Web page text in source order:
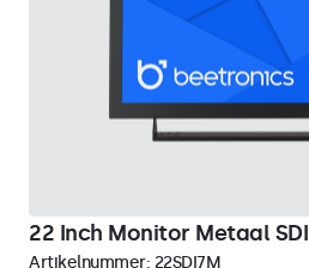
22 Inch Monitor Metaal SDI
Artikelnummer: 22SDI7M